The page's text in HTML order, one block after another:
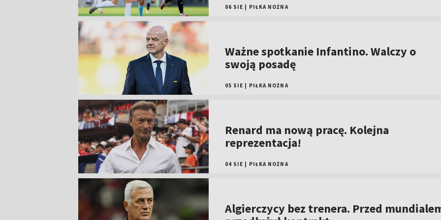
06 SIE PIŁKA NOŻNA
Ważne spotkanie Infantino. Walczy o
swoją posadę
05 SIE PIŁKA NOŻNA
Renard ma nową pracę. Kolejna
reprezentacja!
04 SIE PIŁKA NOŻNA
Algierczycy bez trenera. Przed